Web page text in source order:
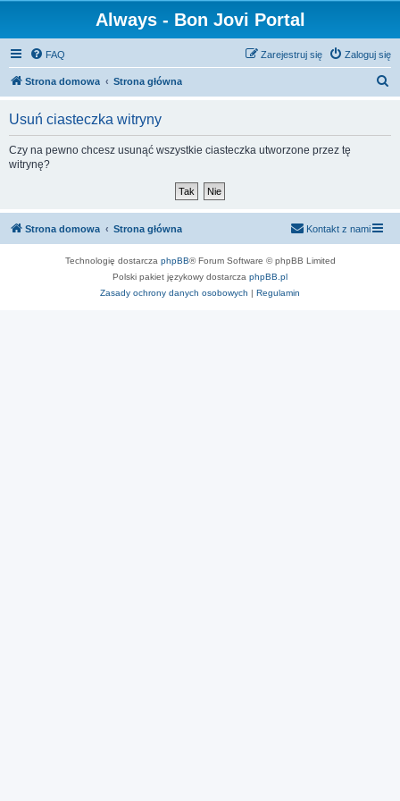
Always - Bon Jovi Portal
FAQ Zaloguj się
Zarejestruj się
Strona domowa Strona główna
Usuń ciasteczka witryny
Czy na pewno chcesz usunąć wszystkie ciasteczka utworzone przez tę
witrynę?
Strona domowa Strona główna Kontakt z nami
Technologię dostarcza phpBB® Forum Software © phpBB Limited
Polski pakiet językowy dostarcza phpBB.pl
Zasady ochrony danych osobowych | Regulamin